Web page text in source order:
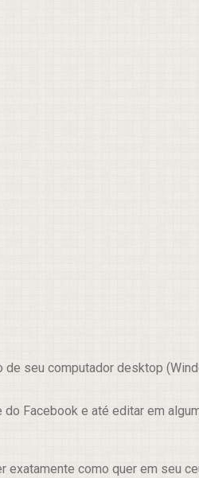
seu computador desktop
do Facebook e até editar em
como quer em seu